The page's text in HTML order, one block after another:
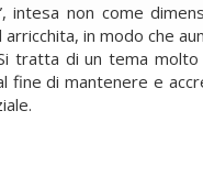
intesa non come
in modo che
tratta di un tema
di mantenere e